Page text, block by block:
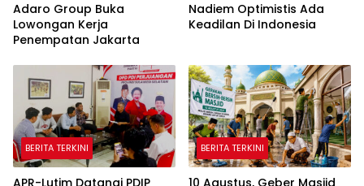
Adaro Group Buka
Lowongan Kerja
Penempatan Jakarta
Nadiem Optimistis Ada
Keadilan Di Indonesia
BERITA TERKINI
APR-Lutim Datangi PDIP
BERITA TERKINI
10 Agustus, Geber Masjid